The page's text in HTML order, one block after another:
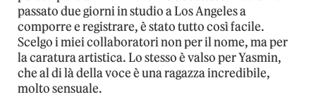
passato due giorni in studio a Los Angeles a
comporre e registrare, è stato tutto così facile.
Scelgo i miei collaboratori non per il nome, ma per
la caratura artistica. Lo stesso è valso per Yasmin,
che al di là della voce è una ragazza incredibile,
molto sensuale.